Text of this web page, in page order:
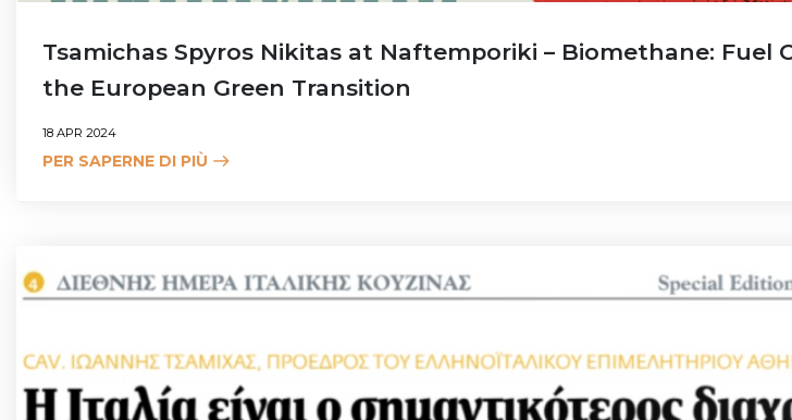
Tsamichas Spyros Nikitas at Naftemporiki – Biomethane: Fuel
the European Green Transition
18 APR 2024
PER SAPERNE DI PIÙ